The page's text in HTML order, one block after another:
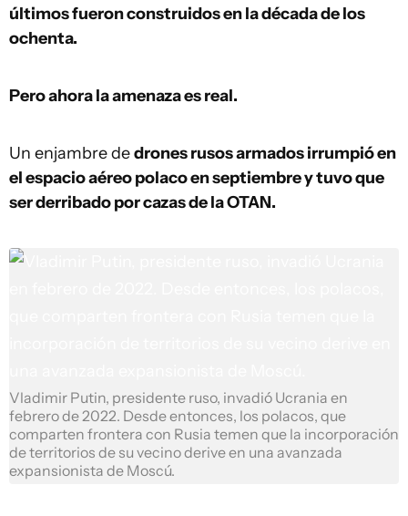
últimos fueron construidos en la década de los
ochenta.
Pero ahora la amenaza es real.
Un enjambre dedrones rusos armados irrumpió en
el espacio aéreo polaco en septiembre y tuvo que
ser derribado por cazas de la OTAN.
Vladimir Putin, presidente ruso, invadió Ucrania en
febrero de 2022. Desde entonces, los polacos, que
comparten frontera con Rusia temen que la incorporación
de territorios de su vecino derive en una avanzada
expansionista de Moscú.